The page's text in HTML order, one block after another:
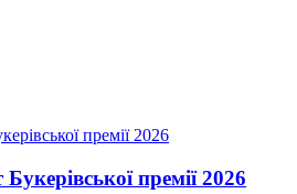
премії 2026